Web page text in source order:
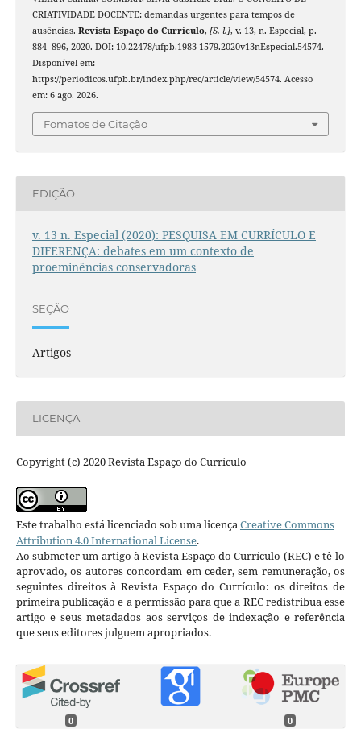
CRIATIVIDADE DOCENTE: demandas urgentes para tempos de
ausências. Revista Espaço do Currículo, [S. l.], v. 13, n. Especial, p.
884–896, 2020. DOI: 10.22478/ufpb.1983-1579.2020v13nEspecial.54574.
Disponível em:
https://periodicos.ufpb.br/index.php/rec/article/view/54574. Acesso
em: 6 ago. 2026.
Fomatos de Citação
EDIÇÃO
v. 13 n. Especial (2020): PESQUISA EM CURRÍCULO E
DIFERENÇA: debates em um contexto de
proeminências conservadoras
SEÇÃO
Artigos
LICENÇA
Copyright (c) 2020 Revista Espaço do Currículo
Este trabalho está licenciado sob uma licençaCreative Commons
Attribution 4.0 International License.
Ao submeter um artigo à Revista Espaço do Currículo (REC) e tê-lo
aprovado, os autores concordam em ceder, sem remuneração, os
seguintes direitos à Revista Espaço do Currículo: os direitos de
primeira publicação e a permissão para que a REC redistribua esse
artigo e seus metadados aos serviços de indexação e referência
que seus editores julguem apropriados.
0 0